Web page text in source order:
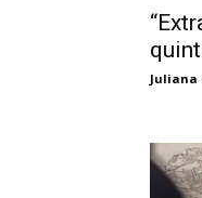
Juliana